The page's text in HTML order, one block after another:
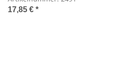
17,85 € *